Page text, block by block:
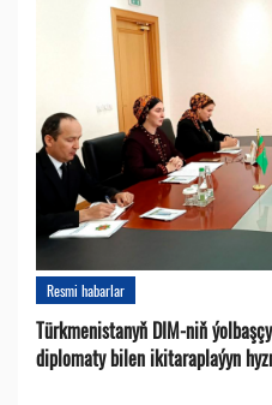
Resmi habarlar
Türkmenistanyň DIM-niň
diplomaty bilen ikitaraplaýyn